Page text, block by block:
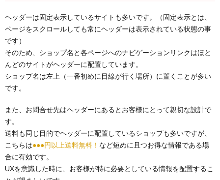
ヘッダーは固定表示しているサイトも多いです。（固定表示とは、
ページをスクロールしても常にヘッダーは表示されている状態の事
です）
そのため、ショップ名と各ページへのナビゲーションリンクはほと
んどのサイトがヘッダーに配置しています。
ショップ名は左上（一番初めに目線が行く場所）に置くことが多い
です。
また、お問合せ先はヘッダーにあるとお客様にとって親切な設計で
す。
送料も同じ目的でヘッダーに配置しているショップも多いですが、
こちらは●●●円以上送料無料！ など短めに且つお得な情報である場
合に有効です。
UXを意識した時に、お客様が特に必要としている情報を配置するこ